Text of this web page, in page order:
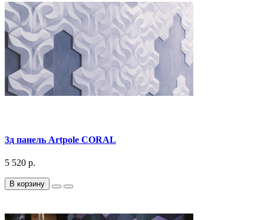
3д панель Artpole CORAL
5 520 р.
В корзину